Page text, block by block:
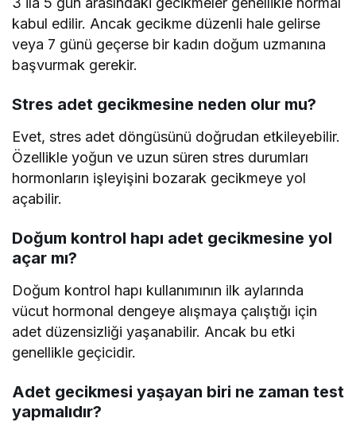
kabul edilir. Ancak gecikme düzenli hale gelirse
veya 7 günü geçerse bir kadın doğum uzmanına
başvurmak gerekir.
Stres adet gecikmesine neden olur mu?
Evet, stres adet döngüsünü doğrudan etkileyebilir.
Özellikle yoğun ve uzun süren stres durumları
hormonların işleyişini bozarak gecikmeye yol
açabilir.
Doğum kontrol hapı adet gecikmesine yol
açar mı?
Doğum kontrol hapı kullanımının ilk aylarında
vücut hormonal dengeye alışmaya çalıştığı için
adet düzensizliği yaşanabilir. Ancak bu etki
genellikle geçicidir.
Adet gecikmesi yaşayan biri ne zaman test
yapmalıdır?